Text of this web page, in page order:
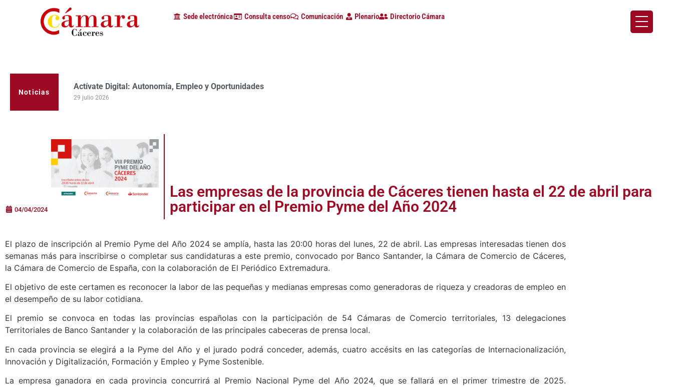
Sede electrónica Consulta censo Comunicación Plenario Directorio Cámara
Noticias
Actívate Digital: Autonomía, Empleo y Oportunidades
29 julio 2026
04/04/2024
Las empresas de la provincia de Cáceres tienen hasta el 22 de abril para
participar en el Premio Pyme del Año 2024
El plazo de inscripción al Premio Pyme del Año 2024 se amplía, hasta las 20:00 horas del lunes, 22 de abril. Las empresas interesadas tienen dos
semanas más para inscribirse o completar sus candidaturas a este premio, convocado por Banco Santander, la Cámara de Comercio de Cáceres,
la Cámara de Comercio de España, con la colaboración de El Periódico Extremadura.
El objetivo de este certamen es reconocer la labor de las pequeñas y medianas empresas como generadoras de riqueza y creadoras de empleo en
el desempeño de su labor cotidiana.
El premio se convoca en todas las provincias españolas con la participación de 54 Cámaras de Comercio territoriales, 13 delegaciones
Territoriales de Banco Santander y la colaboración de las principales cabeceras de prensa local.
En cada provincia se elegirá a la Pyme del Año y el jurado podrá conceder, además, cuatro accésits en las categorías de Internacionalización,
Innovación y Digitalización, Formación y Empleo y Pyme Sostenible.
La empresa ganadora en cada provincia concurrirá al Premio Nacional Pyme del Año 2024, que se fallará en el primer trimestre de 2025.